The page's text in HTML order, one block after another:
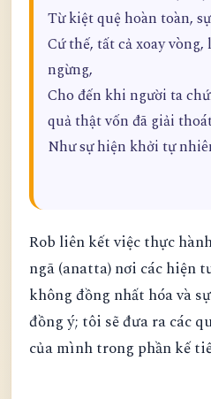
Từ kiệt quệ hoàn toàn,
Cứ thế, tất cả xoay
ngừng,
Cho đến khi người ta
quả thật vốn đã giải
Như sự hiện khởi tự
Rob liên kết việc thực
ngã (anatta) nơi các hiện
không đồng nhất hóa và
đồng ý; tôi sẽ đưa ra các
của mình trong phần kế